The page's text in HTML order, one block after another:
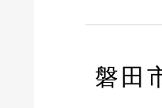
磐田